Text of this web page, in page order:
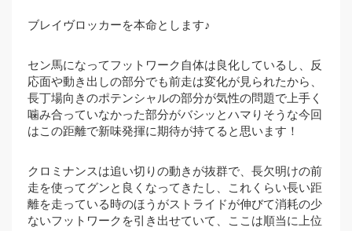
ブレイヴロッカーを本命とします♪
セン馬になってフットワーク自体は良化しているし、反
応面や動き出しの部分でも前走は変化が見られたから、
長丁場向きのポテンシャルの部分が気性の問題で上手く
噛み合っていなかった部分がバシッとハマりそうな今回
はこの距離で新味発揮に期待が持てると思います！
クロミナンスは追い切りの動きが抜群で、長欠明けの前
走を使ってグンと良くなってきたし、これくらい長い距
離を走っている時のほうがストライドが伸びて消耗の少
ないフットワークを引き出せていて、ここは順当に上位